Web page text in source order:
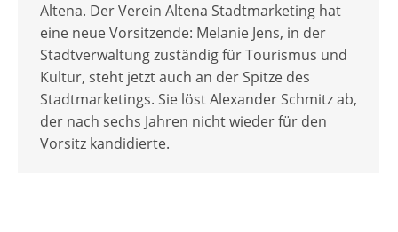
Altena. Der Verein Altena Stadtmarketing hat
eine neue Vorsitzende: Melanie Jens, in der
Stadtverwaltung zuständig für Tourismus und
Kultur, steht jetzt auch an der Spitze des
Stadtmarketings. Sie löst Alexander Schmitz ab,
der nach sechs Jahren nicht wieder für den
Vorsitz kandidierte.